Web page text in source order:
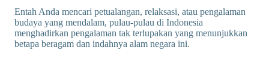
Entah Anda mencari petualangan, relaksasi, atau pengalaman
budaya yang mendalam, pulau-pulau di Indonesia
menghadirkan pengalaman tak terlupakan yang menunjukkan
betapa beragam dan indahnya alam negara ini.